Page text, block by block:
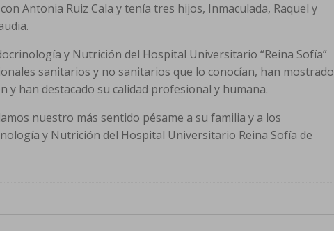
Antonia Ruiz Cala y tenía tres hijos, Inmaculada, Raquel y
y Nutrición del Hospital Universitario “Reina Sofía”
sanitarios y no sanitarios que lo conocían, han mostrado
y han destacado su calidad profesional y humana.
nuestro más sentido pésame a su familia y a los
y Nutrición del Hospital Universitario Reina Sofía de